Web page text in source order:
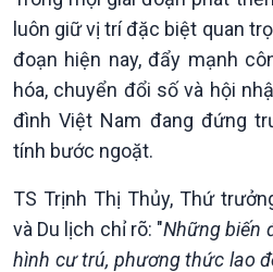
Tin Chính trị
Chính phủ với người dân
Quốc hội với cử tri
luôn giữ vị trí đặc biệt quan
đoạn hiện nay, đẩy mạnh
hóa, chuyển đổi số và hội
đình Việt Nam đang đứng
tính bước ngoặt.
TS Trịnh Thị Thủy, Thứ
và Du lịch chỉ rõ: "Những biến
hình cư trú, phương thức lao